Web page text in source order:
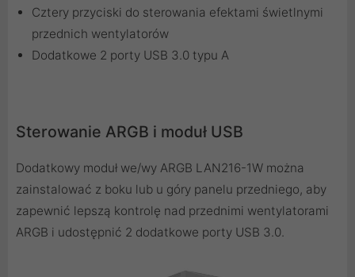
Cztery przyciski do sterowania efektami świetlnymi
przednich wentylatorów
Dodatkowe 2 porty USB 3.0 typu A
Sterowanie ARGB i moduł USB
Dodatkowy moduł we/wy ARGB LAN216-1W można
zainstalować z boku lub u góry panelu przedniego, aby
zapewnić lepszą kontrolę nad przednimi wentylatorami
ARGB i udostępnić 2 dodatkowe porty USB 3.0.